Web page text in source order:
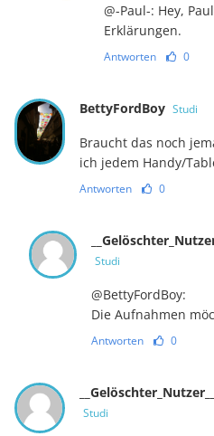
@-Paul-: Hey,
Erklärungen.
Antworten 0
BettyFordBoy Studi
Braucht das noch
ich jedem Handy/
Antworten 0
Studi
@BettyFordBoy:
Die Aufnahmen
Antworten 0
__Gelöschter_Nutzer__
Studi